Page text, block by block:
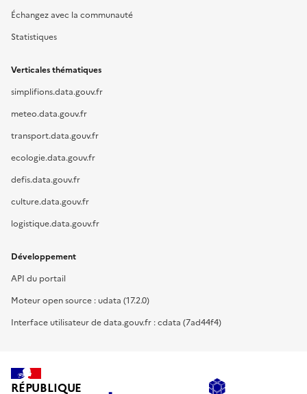
Échangez avec la communauté
Statistiques
Verticales thématiques
simplifions.data.gouv.fr
meteo.data.gouv.fr
transport.data.gouv.fr
ecologie.data.gouv.fr
defis.data.gouv.fr
culture.data.gouv.fr
logistique.data.gouv.fr
Développement
API du portail
Moteur open source : udata (17.2.0)
Interface utilisateur de data.gouv.fr : cdata (7ad44f4)
RÉPUBLIQUE